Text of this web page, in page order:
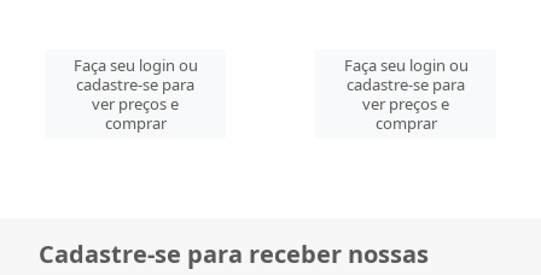
Faça seu login ou
cadastre-se para
ver preços e
comprar
Faça seu login ou
cadastre-se para
ver preços e
comprar
Cadastre-se para receber nossas